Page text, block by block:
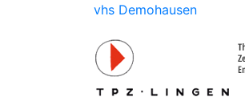
vhs Demohausen